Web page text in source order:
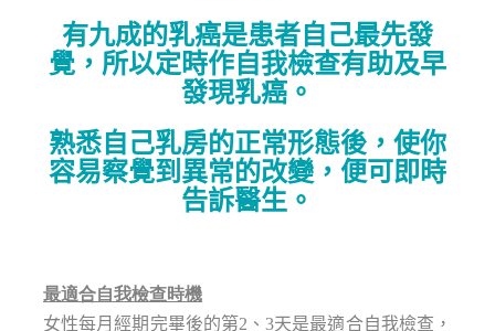
有九成的乳癌是患者自己最先發
覺，所以定時作自我檢查有助及早
發現乳癌。
熟悉自己乳房的正常形態後，使你
容易察覺到異常的改變，便可即時
告訴醫生。
最適合自我檢查時機
女性每月經期完畢後的第2、3天是最適合自我檢查，